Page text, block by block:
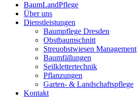
BaumLandPflege
Über uns
Dienstleistungen
Baumpflege Dresden
Obstbaumschnitt
Streuobstwiesen Management
Baumfällungen
Seilklettertechnik
Pflanzungen
Garten- & Landschaftspflege
Kontakt